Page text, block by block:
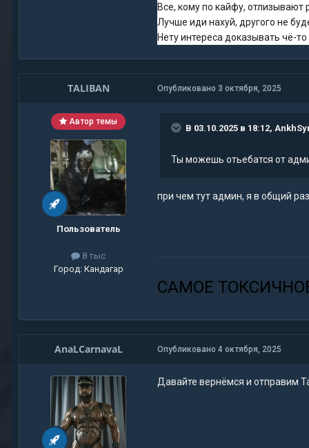
Все, кому по кайфу, отлизывают
Лучше иди нахуй, другого не
Нету интереса доказывать чё-
TALIBAN
Автор темы
Пользователь
8 тыс
Город: Кандагар
Опубликовано 3 октября, 2025
В 03.10.2025 в 18:12,
Ты можешь отьебатся от
при чем тут админ, я в общий
САМОЕ
AnaLCarnavaL Опубликовано 4 октября, 2025
Давайте вернёмся и отправим